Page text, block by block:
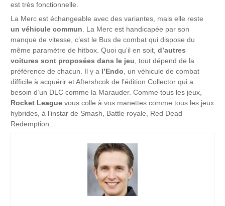
est très fonctionnelle.
La Merc est échangeable avec des variantes, mais elle reste
un véhicule commun . La Merc est handicapée par son
manque de vitesse, c’est le Bus de combat qui dispose du
même paramètre de hitbox. Quoi qu’il en soit, d’autres
voitures sont proposées dans le jeu , tout dépend de la
préférence de chacun. Il y a
l’Endo , un véhicule de combat
difficile à acquérir et Aftershcok de l’édition Collector qui a
besoin d’un DLC comme la Marauder. Comme tous les jeux,
Rocket League vous colle à vos manettes comme tous les jeux
hybrides, à l’instar de Smash, Battle royale, Red Dead
Redemption…